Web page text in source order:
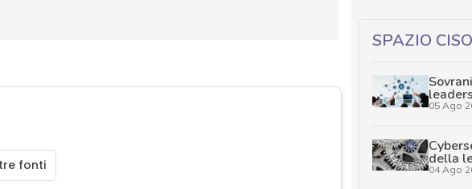
fonti
SPAZIO CISO
05 Ago
della
04 Ago